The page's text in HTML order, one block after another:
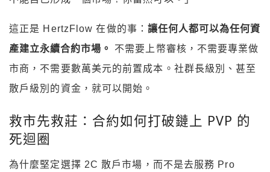
這正是 HertzFlow 在做的事： 讓任何人都可以為任何資
產建立永續合約市場。
不需要上幣審核，不需要專業做
市商，不需要數萬美元的前置成本。社群長級別、甚至
散戶級別的資金，就可以開始。
救市先救莊：合約如何打破鏈上 PVP 的
死迴圈
為什麼堅定選擇 2C 散戶市場，而不是去服務 Pro